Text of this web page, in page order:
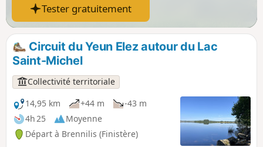
Tester gratuitement
Circuit du Yeun Elez autour du Lac
Saint-Michel
Collectivité territoriale
14,95 km
+44 m
-43 m
4h 25
Moyenne
Départ à Brennilis (Finistère)